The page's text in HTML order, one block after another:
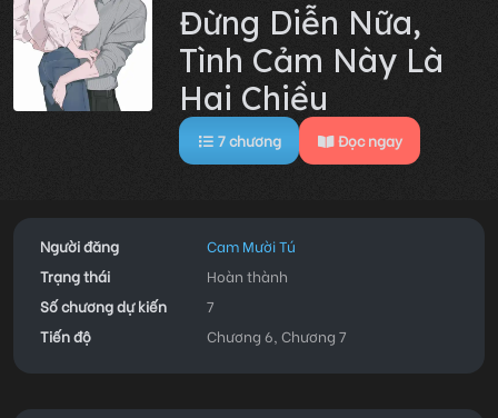
Đừng Diễn Nữa,
Tình Cảm Này Là
Hai Chiều
7chương Đọc ngay
Người đăng
Cam Mười Tú
Trạng thái
Hoàn thành
Số chương dự kiến
7
Tiến độ
Chương 6, Chương 7